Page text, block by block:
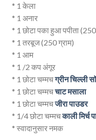
* 1 केला
* 1 अनार
* 1 छोटा पका हुआ पपीता (250
* 1 तरबूज (250 ग्राम)
* 1 आम
* 1 /2 कप अंगूर
* 1 छोटा चम्मचग्रीन चिल्ली
* 1 छोटा चम्मचचाट मसाला
* 1 छोटा चम्मचजीरा पाउडर
* 1/4 छोटा चम्मचकाली मिर्च
* स्वादानुसार नमक